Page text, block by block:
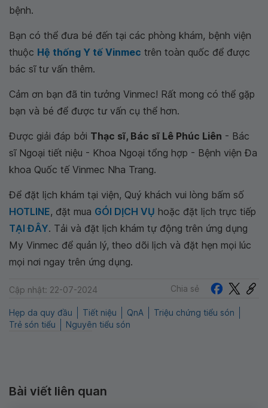
bệnh.
Bạn có thể đưa bé đến tại các phòng khám, bệnh viện
thuộc Hệ thống Y tế Vinmec trên toàn quốc để được
bác sĩ tư vấn thêm.
Cảm ơn bạn đã tin tưởng Vinmec! Rất mong có thể gặp
bạn và bé để được tư vấn cụ thể hơn.
Được giải đáp bởi Thạc sĩ, Bác sĩ Lê Phúc Liên - Bác
sĩ Ngoại tiết niệu - Khoa Ngoại tổng hợp - Bệnh viện Đa
khoa Quốc tế Vinmec Nha Trang.
Để đặt lịch khám tại viện, Quý khách vui lòng bấm số
HOTLINE, đặt mua GÓI DỊCH VỤ hoặc đặt lịch trực tiếp
TẠI ĐÂY. Tải và đặt lịch khám tự động trên ứng dụng
My Vinmec để quản lý, theo dõi lịch và đặt hẹn mọi lúc
mọi nơi ngay trên ứng dụng.
Cập nhật: 22-07-2024 Chia sẻ
Hẹp da quy đầu Tiết niệu QnA
Triệu chứng tiểu són
Trẻ són tiểu
Nguyên tiểu són
Bài viết liên quan